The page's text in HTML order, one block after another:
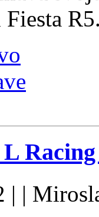
Fiesta
| |